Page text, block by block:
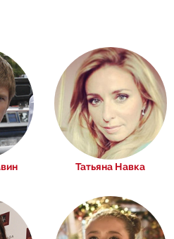
многомиллионные
Татьяна Навка